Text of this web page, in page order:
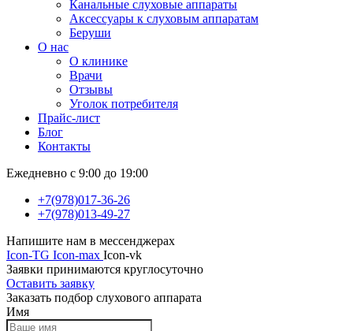
Канальные слуховые аппараты
Аксессуары к слуховым аппаратам
Беруши
О нас
О клинике
Врачи
Отзывы
Уголок потребителя
Прайс-лист
Блог
Контакты
Ежедневно с 9:00 до 19:00
+7(978)017-36-26
+7(978)013-49-27
Напишите нам в мессенджерах
Icon-TG Icon-max Icon-vk
Заявки принимаются круглосуточно
Оставить заявку
Заказать подбор слухового аппарата
Имя